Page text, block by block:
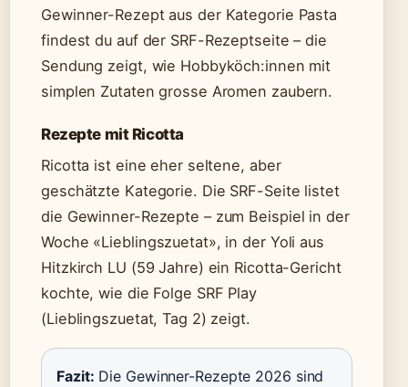
Gewinner-Rezept aus der Kategorie Pasta
findest du auf der SRF-Rezeptseite – die
Sendung zeigt, wie Hobbyköch:innen mit
simplen Zutaten grosse Aromen zaubern.
Rezepte mit Ricotta
Ricotta ist eine eher seltene, aber
geschätzte Kategorie. Die SRF-Seite listet
die Gewinner-Rezepte – zum Beispiel in der
Woche «Lieblingszuetat», in der Yoli aus
Hitzkirch LU (59 Jahre) ein Ricotta-Gericht
kochte, wie die Folge SRF Play
(Lieblingszuetat, Tag 2) zeigt.
Fazit: Die Gewinner-Rezepte 2026 sind